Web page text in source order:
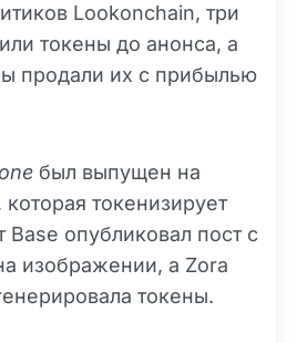
Lookonchain, три
токены до анонса, а
продали их с прибылью
был выпущен на
токенизирует
Base опубликовал пост с
изображении, а Zora
токены.